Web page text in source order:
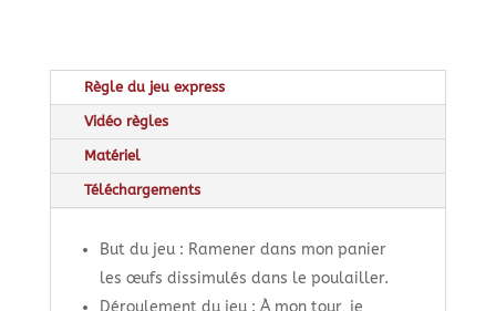
Règle du jeu express
Vidéo règles
Matériel
Téléchargements
But du jeu : Ramener dans mon panier
les œufs dissimulés dans le poulailler.